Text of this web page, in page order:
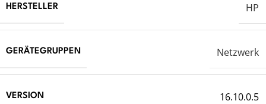
HERSTELLER HP
GERÄTEGRUPPEN Netzwerk
VERSION 16.10.0.5